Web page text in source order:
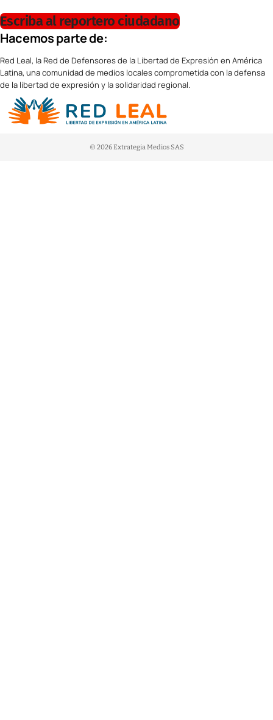
Escriba al reportero ciudadano
Hacemos parte de:
Red Leal, la Red de Defensores de la Libertad de Expresión en América
Latina, una comunidad de medios locales comprometida con la defensa
de la libertad de expresión y la solidaridad regional.
© 2026 Extrategia Medios SAS